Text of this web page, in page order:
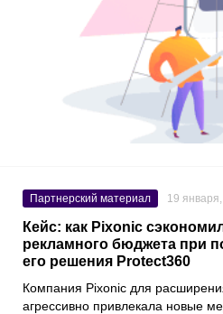
Партнерский материал 19
Кейс: как Pixonic
рекламного бюджета при
его решения Protect360
Компания Pixonic для
агрессивно привлекала новые